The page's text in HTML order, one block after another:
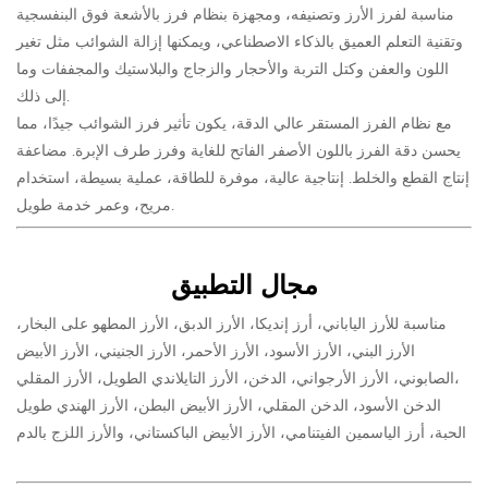
مناسبة لفرز الأرز وتصنيفه، ومجهزة بنظام فرز بالأشعة فوق البنفسجية
وتقنية التعلم العميق بالذكاء الاصطناعي، ويمكنها إزالة الشوائب مثل تغير
اللون والعفن وكتل التربة والأحجار والزجاج والبلاستيك والمجففات وما
إلى ذلك.
مع نظام الفرز المستقر عالي الدقة، يكون تأثير فرز الشوائب جيدًا، مما
يحسن دقة الفرز باللون الأصفر الفاتح للغاية وفرز طرف الإبرة. مضاعفة
إنتاج القطع والخلط. إنتاجية عالية، موفرة للطاقة، عملية بسيطة، استخدام
مريح، وعمر خدمة طويل.
مجال التطبيق
مناسبة للأرز الياباني، أرز إنديكا، الأرز الدبق، الأرز المطهو على البخار،
الأرز البني، الأرز الأسود، الأرز الأحمر، الأرز الجنيني، الأرز الأبيض
الصابوني، الأرز الأرجواني، الدخن، الأرز التايلاندي الطويل، الأرز المقلي،
الدخن الأسود، الدخن المقلي، الأرز الأبيض البطن، الأرز الهندي طويل
الحبة، أرز الياسمين الفيتنامي، الأرز الأبيض الباكستاني، والأرز اللزج بالدم